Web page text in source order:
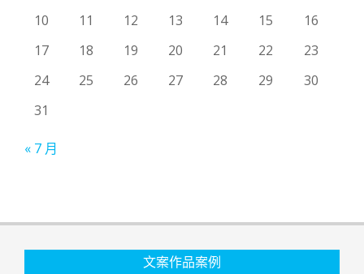
10
11 12 13 14 15
16
17
18 19 20 21 22
23
24
25 26 27 28 29
30
31
« 7 月
文案作品案例